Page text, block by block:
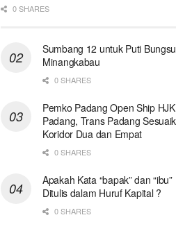
0 SHARES
Sumbang 12 untuk Puti Bungsu
Minangkabau
0 SHARES
Pemko Padang Open Ship HJK
Padang, Trans Padang
Koridor Dua dan Empat
0 SHARES
Apakah Kata “bapak” dan
Ditulis dalam Huruf Kapital ?
0 SHARES